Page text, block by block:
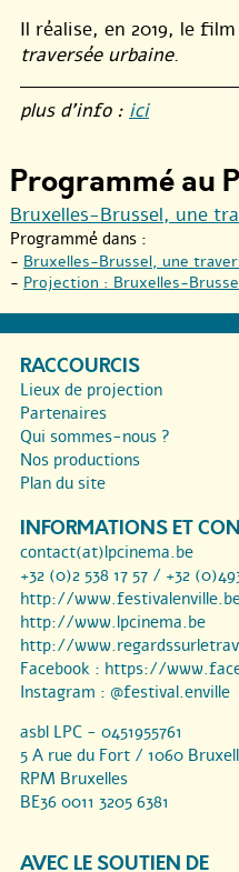
Il réalise, en 2019, le film
traversée urbaine.
plus d’info : ici
Programmé au
Bruxelles-Brussel, une
Programmé dans :
- Bruxelles-Brussel, une
- Projection : Bruxelles-
RACCOURCIS
Lieux de projection
Partenaires
Qui sommes-nous ?
Nos productions
Plan du site
INFORMATIONS ET
contact(at)lpcinema.be
+32 (0)2 538 17 57 / +32
http://
http://www.lpcinema.be
http://
Facebook : https://
Instagram : @festival.enville
asbl LPC - 0451955761
5 A rue du Fort / 1060
RPM Bruxelles
BE36 0011 3205 6381
AVEC LE SOUTIEN DE